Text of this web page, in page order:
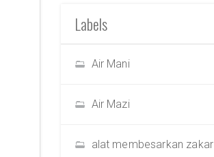
Labels
Air Mani
Air Mazi
alat membesarkan zakar